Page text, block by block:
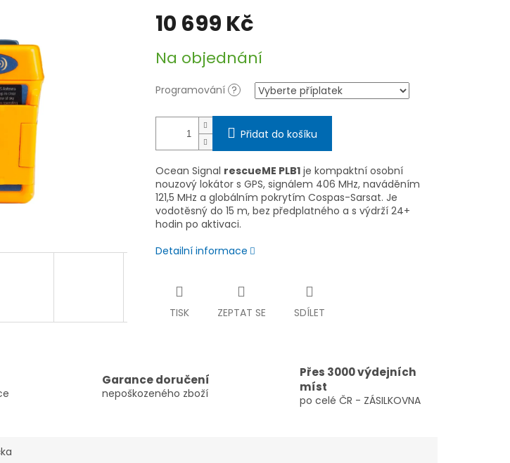
10 699 Kč
cena:
Na objednání
Programování ?
Přidat do košíku
Ocean Signal rescueME PLB1je kompaktní osobní
nouzový lokátor s GPS, signálem 406 MHz, naváděním
121,5 MHz a globálním pokrytím Cospas-Sarsat. Je
vodotěsný do 15 m, bez předplatného a s výdrží 24+
hodin po aktivaci.
Detailní informace
TISK ZEPTAT SE SDÍLET
Garance doručení
nepoškozeného zboží
Přes 3000 výdejních
míst
po celé ČR - ZÁSILKOVNA